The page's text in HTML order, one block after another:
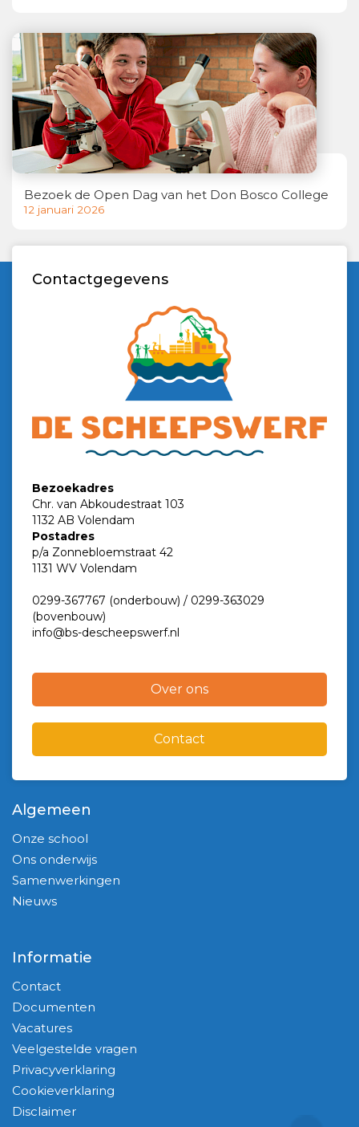
Bezoek de Open Dag van het Don Bosco College
12 januari 2026
Contactgegevens
Bezoekadres
Chr. van Abkoudestraat 103
1132 AB Volendam
Postadres
p/a Zonnebloemstraat 42
1131 WV Volendam
0299-367767 (onderbouw) / 0299-363029
(bovenbouw)
info@bs-descheepswerf.nl
Over ons
Contact
Algemeen
Onze school
Ons onderwijs
Samenwerkingen
Nieuws
Informatie
Contact
Documenten
Vacatures
Veelgestelde vragen
Privacyverklaring
Cookieverklaring
Disclaimer